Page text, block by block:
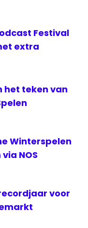
Festival
extra
het teken van
Winterspelen
NOS
voor